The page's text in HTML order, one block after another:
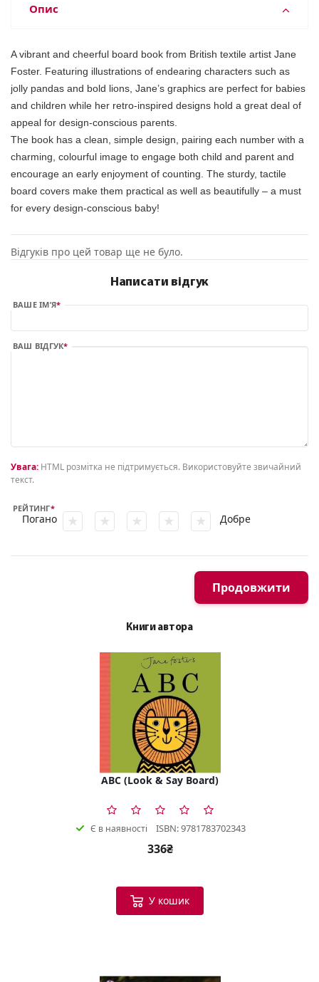
Опис
A vibrant and cheerful board book from British textile artist Jane
Foster. Featuring illustrations of endearing characters such as
jolly pandas and bold lions, Jane’s graphics are perfect for babies
and children while her retro-inspired designs hold a great deal of
appeal for design-conscious parents.
The book has a clean, simple design, pairing each number with a
charming, colourful image to engage both child and parent and
encourage an early enjoyment of counting. The sturdy, tactile
board covers make them practical as well as beautifully – a must
for every design-conscious baby!
Відгуків про цей товар ще не було.
Написати відгук
ВАШЕ ІМ’Я
ВАШ ВІДГУК
Увага: HTML розмітка не підтримується. Використовуйте звичайний
текст.
РЕЙТИНГ
Погано Добре
Продовжити
Книги автора
ABC (Look & Say Board)
Є в наявності ISBN: 9781783702343
336₴
У кошик